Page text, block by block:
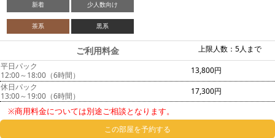
新着 少人数向け
茶系 黒系
上限人数：5人まで
ご利用料金
平日パック
12:00～18:00（6時間）
13,800円
休日パック
13:00～19:00（6時間）
17,300円
※商用料金については別途ご相談となります。
この部屋を予約する